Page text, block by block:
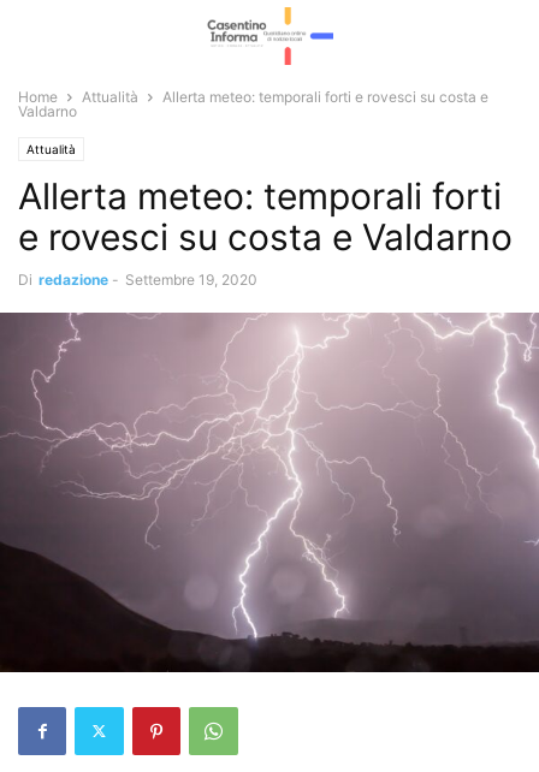
Home Attualità
Allerta meteo: temporali forti e rovesci su costa e
Valdarno
Attualità
Allerta meteo: temporali forti
e rovesci su costa e Valdarno
Di redazione - Settembre 19, 2020